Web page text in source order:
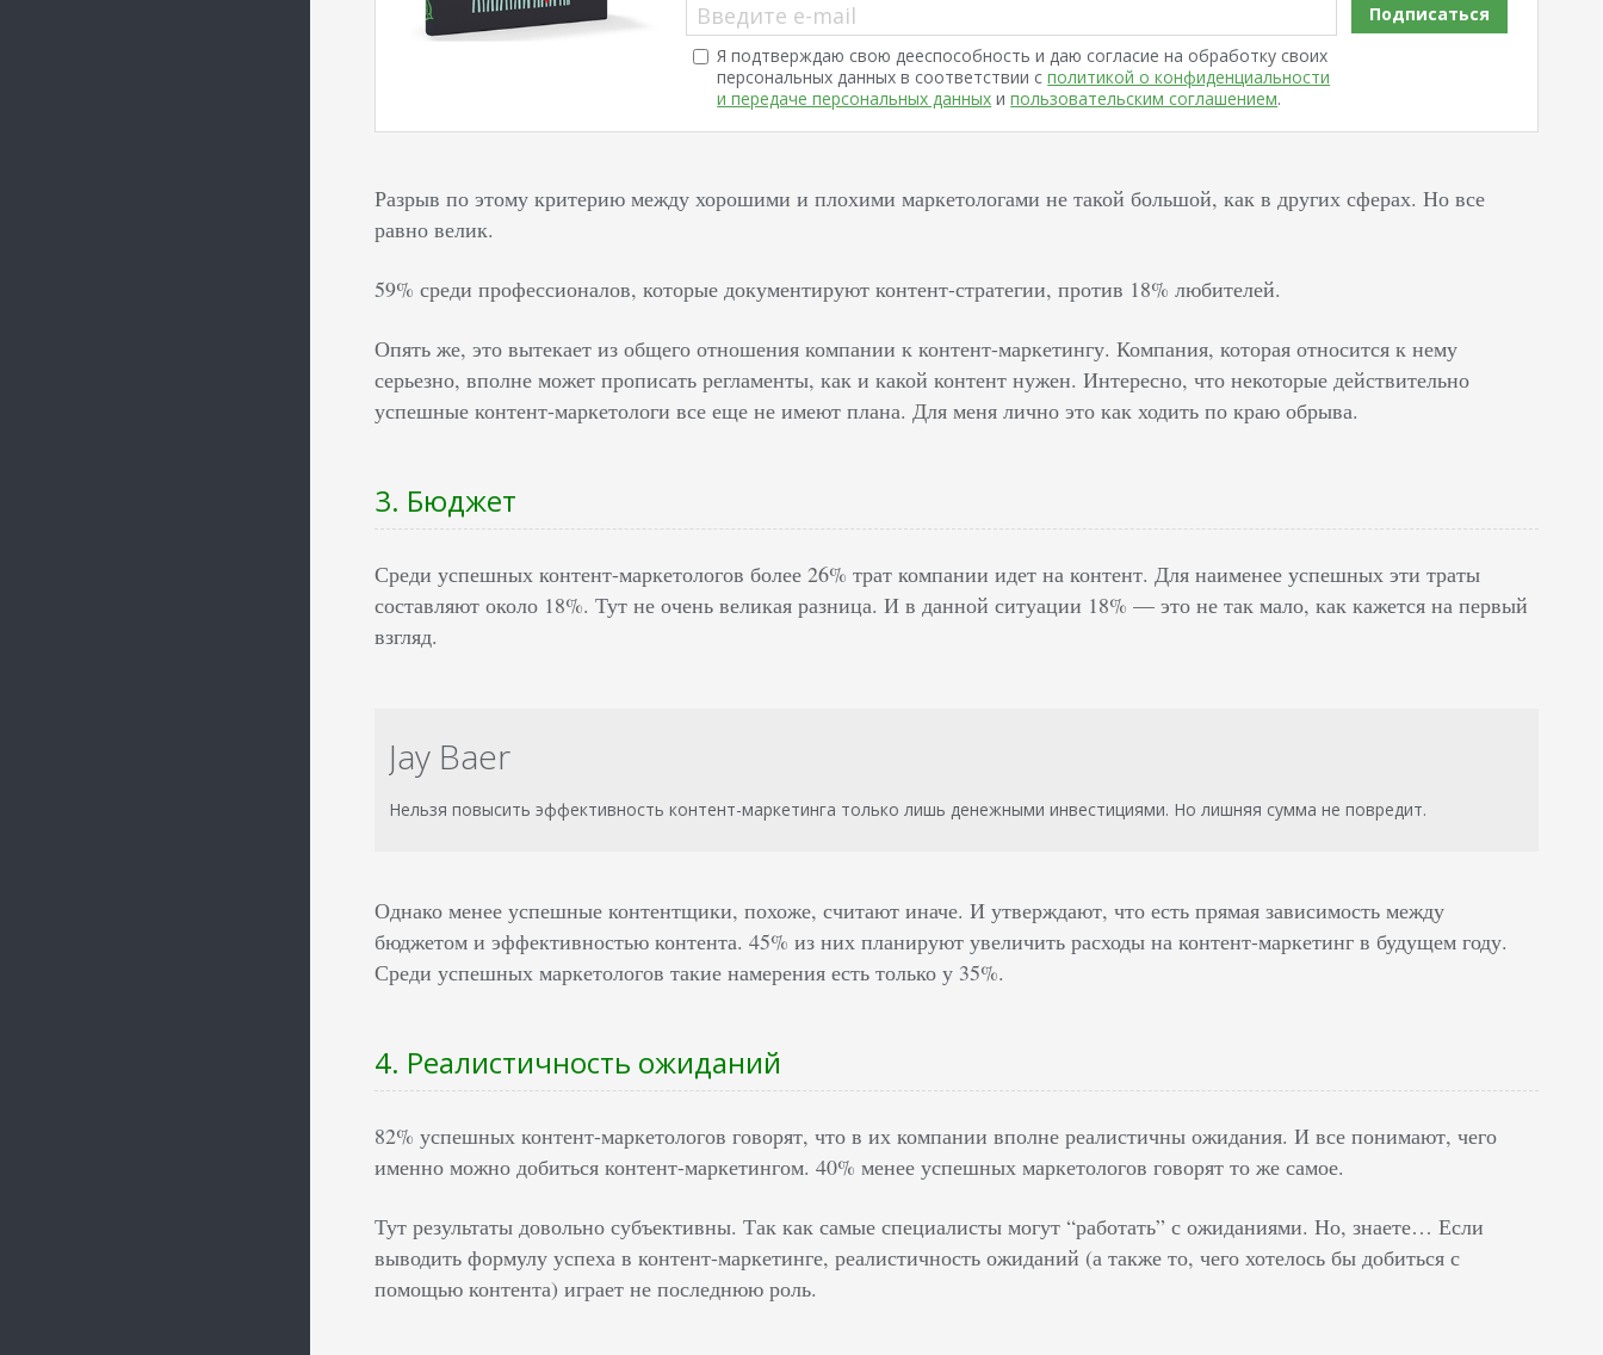
Введите e-mail
Я подтверждаю свою дееспособность и даю согласие на обработку своих
персональных данных в соответствии сполитикой о конфиденциальности
и передаче персональных данных ипользовательским соглашением.
Подписаться
Разрыв по этому критерию между хорошими и плохими маркетологами не такой большой, как в других сферах. Но все
равно велик.
59% среди профессионалов, которые документируют контент-стратегии, против 18% любителей.
Опять же, это вытекает из общего отношения компании к контент-маркетингу. Компания, которая относится к нему
серьезно, вполне может прописать регламенты, как и какой контент нужен. Интересно, что некоторые действительно
успешные контент-маркетологи все еще не имеют плана. Для меня лично это как ходить по краю обрыва.
3. Бюджет
Среди успешных контент-маркетологов более 26% трат компании идет на контент. Для наименее успешных эти траты
составляют около 18%. Тут не очень великая разница. И в данной ситуации 18% — это не так мало, как кажется на первый
взгляд.
Jay Baer
Нельзя повысить эффективность контент-маркетинга только лишь денежными инвестициями. Но лишняя сумма не повредит.
Однако менее успешные контентщики, похоже, считают иначе. И утверждают, что есть прямая зависимость между
бюджетом и эффективностью контента. 45% из них планируют увеличить расходы на контент-маркетинг в будущем году.
Среди успешных маркетологов такие намерения есть только у 35%.
4. Реалистичность ожиданий
82% успешных контент-маркетологов говорят, что в их компании вполне реалистичны ожидания. И все понимают, чего
именно можно добиться контент-маркетингом. 40% менее успешных маркетологов говорят то же самое.
Тут результаты довольно субъективны. Так как самые специалисты могут “работать” с ожиданиями. Но, знаете… Если
выводить формулу успеха в контент-маркетинге, реалистичность ожиданий (а также то, чего хотелось бы добиться с
помощью контента) играет не последнюю роль.